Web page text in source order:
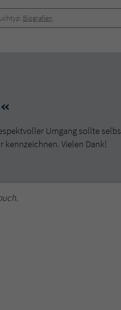
Biografien
Umgang sollte
Vielen Dank!